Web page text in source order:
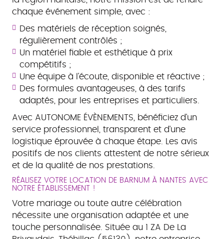
chaque événement simple, avec :
Des matériels de réception soignés,
régulièrement contrôlés ;
Un matériel fiable et esthétique à prix
compétitifs ;
Une équipe à l'écoute, disponible et réactive ;
Des formules avantageuses, à des tarifs
adaptés, pour les entreprises et particuliers.
Avec AUTONOME ÉVÈNEMENTS, bénéficiez d'un
service professionnel, transparent et d'une
logistique éprouvée à chaque étape. Les avis
positifs de nos clients attestent de notre sérieux
et de la qualité de nos prestations.
RÉALISEZ VOTRE LOCATION DE BARNUM À NANTES AVEC
NOTRE ÉTABLISSEMENT !
Votre mariage ou toute autre célébration
nécessite une organisation adaptée et une
touche personnalisée. Située au 1 ZA De La